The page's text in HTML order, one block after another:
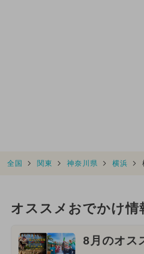
全国 関東 神奈川県 横浜
オススメおでかけ情
8月のオス